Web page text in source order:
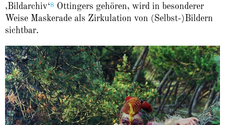
‚Bildarchiv‘8 Ottingers gehören, wird in besonderer
Weise Maskerade als Zirkulation von (Selbst-)Bildern
sichtbar.